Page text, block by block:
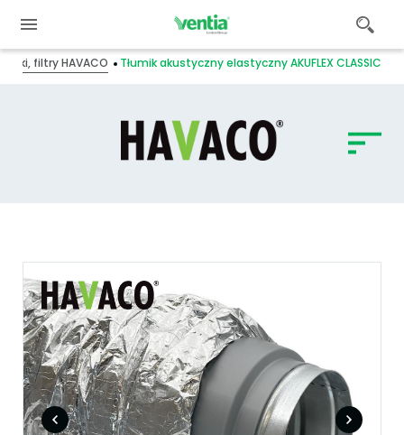
filtry HAVACO Tłumik akustyczny elastyczny AKUFLEX CLASSIC